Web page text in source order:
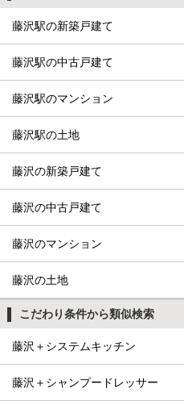
藤沢駅の新築戸建て
藤沢駅の中古戸建て
藤沢駅のマンション
藤沢駅の土地
藤沢の新築戸建て
藤沢の中古戸建て
藤沢のマンション
藤沢の土地
こだわり条件から類似検索
藤沢＋システムキッチン
藤沢＋シャンプードレッサー